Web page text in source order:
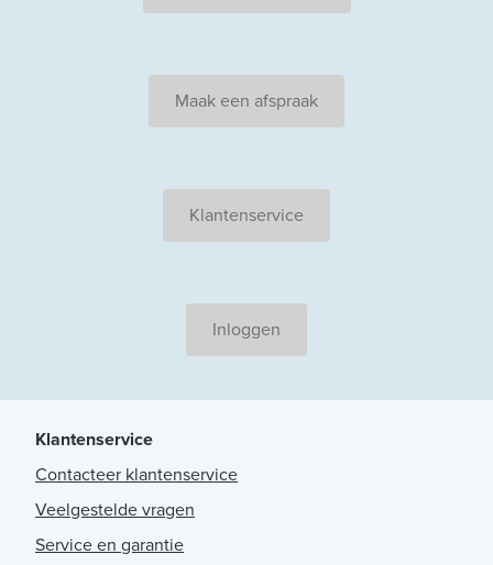
Maak een afspraak
Klantenservice
Inloggen
Klantenservice
Contacteer klantenservice
Veelgestelde vragen
Service en garantie